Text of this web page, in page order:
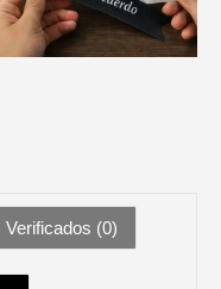
Verificados (0)